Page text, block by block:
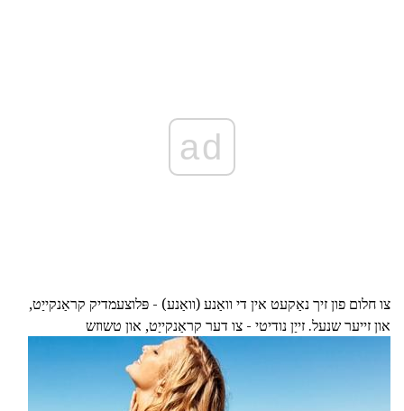
ad
צו חלום פון זיך נאַקעט אין די וואַנע (וואַנע) - פּלוצעמדיק קראַנקייַט,
און זייער שנעל. זייַן נודיטי - צו דער קראַנקייַט, און טשוזש